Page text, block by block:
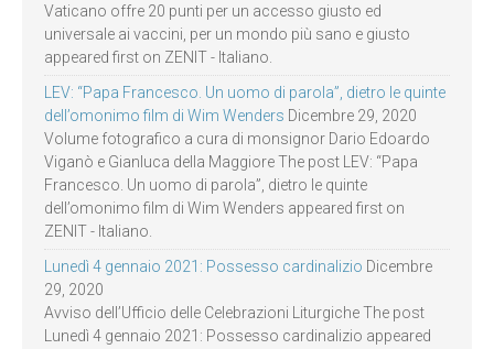
Vaticano offre 20 punti per un accesso giusto ed
universale ai vaccini, per un mondo più sano e giusto
appeared first on ZENIT - Italiano.
LEV: “Papa Francesco. Un uomo di parola”, dietro le quinte
dell’omonimo film di Wim Wenders Dicembre 29, 2020
Volume fotografico a cura di monsignor Dario Edoardo
Viganò e Gianluca della Maggiore The post LEV: “Papa
Francesco. Un uomo di parola”, dietro le quinte
dell’omonimo film di Wim Wenders appeared first on
ZENIT - Italiano.
Lunedì 4 gennaio 2021: Possesso cardinalizio Dicembre
29, 2020
Avviso dell’Ufficio delle Celebrazioni Liturgiche The post
Lunedì 4 gennaio 2021: Possesso cardinalizio appeared